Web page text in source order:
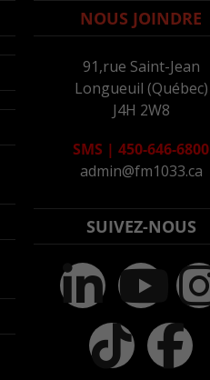
NOUS JOINDRE
91,rue Saint-Jean
Longueuil (Québec)
J4H 2W8
SMS | 450-646-6800
admin@fm1033.ca
SUIVEZ-NOUS